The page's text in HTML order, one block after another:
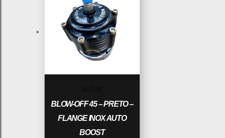
BLOW-OFF 45 – PRETO –
FLANGE INOX AUTO
BOOST